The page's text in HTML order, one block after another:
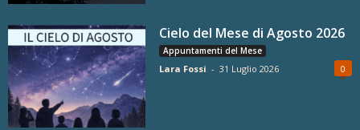
Cielo del Mese di Agosto 2026
Appuntamenti del Mese
Lara Fossi - 31 Luglio 2026 0